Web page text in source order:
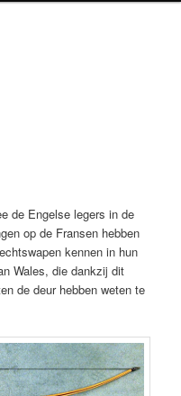
de Engelse legers in de
op de Fransen hebben
kennen in hun
Wales, die dankzij dit
de deur hebben weten te